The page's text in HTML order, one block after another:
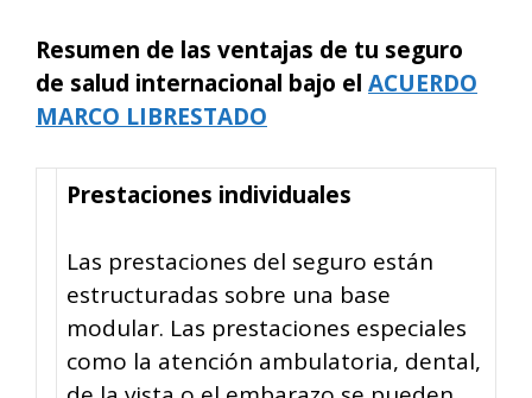
Resumen de las ventajas de tu seguro
de salud internacional bajo el ACUERDO
MARCO LIBRESTADO
Prestaciones individuales
Las prestaciones del seguro están
estructuradas sobre una base
modular. Las prestaciones especiales
como la atención ambulatoria, dental,